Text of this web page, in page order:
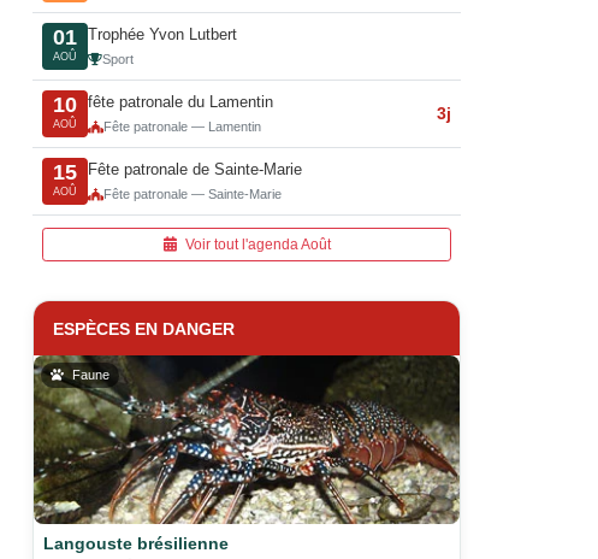
01
AOÛ
Trophée Yvon Lutbert
Sport
10
AOÛ
fête patronale du Lamentin
Fête patronale — Lamentin
3j
15
AOÛ
Fête patronale de Sainte-Marie
Fête patronale — Sainte-Marie
Voir tout l'agenda Août
ESPÈCES EN DANGER
Faune
Langouste brésilienne